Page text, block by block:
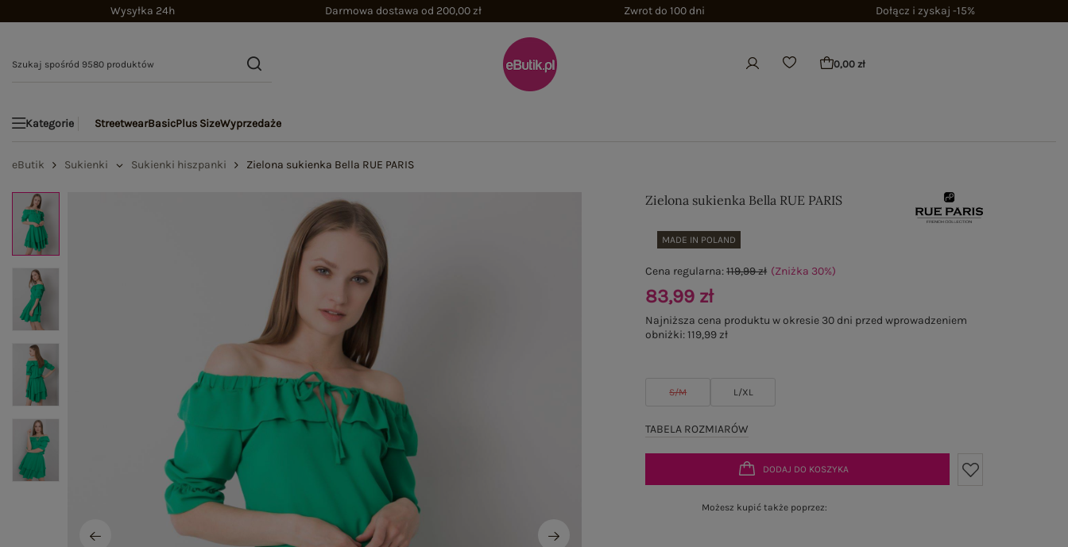
Wysyłka 24h Darmowa dostawa od 200,00 zł Zwrot do 100 dni Dołącz i zyskaj -15%
0,00 zł
Kategorie StreetwearBasicPlus SizeWyprzedaże
eButik Sukienki Sukienki hiszpanki Zielona sukienka Bella RUE PARIS
Zielona sukienka Bella RUE PARIS
MADE IN POLAND
S/M L/XL
TABELA ROZMIARÓW
Cena regularna:119,99 zł (Zniżka 30%)
83,99 zł
Najniższa cena produktu w okresie 30 dni przed wprowadzeniem
obniżki:119,99 zł
DODAJ DO KOSZYKA
Możesz kupić także poprzez: